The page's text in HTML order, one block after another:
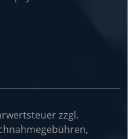
zzgl.